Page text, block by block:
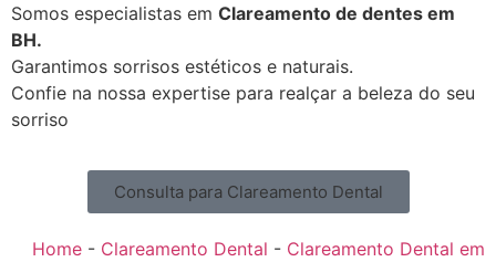
Somos especialistas em Clareamento de dentes em
BH.
Garantimos sorrisos estéticos e naturais.
Confie na nossa expertise para realçar a beleza do seu
sorriso
Consulta para Clareamento Dental
Home - Clareamento Dental - Clareamento Dental em